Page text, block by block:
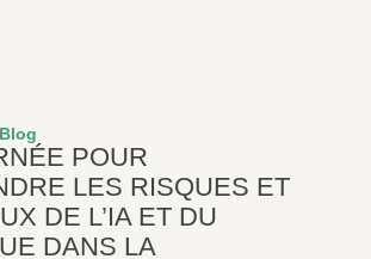
Blog
POUR
LES RISQUES ET
DE L’IA ET DU
DANS LA